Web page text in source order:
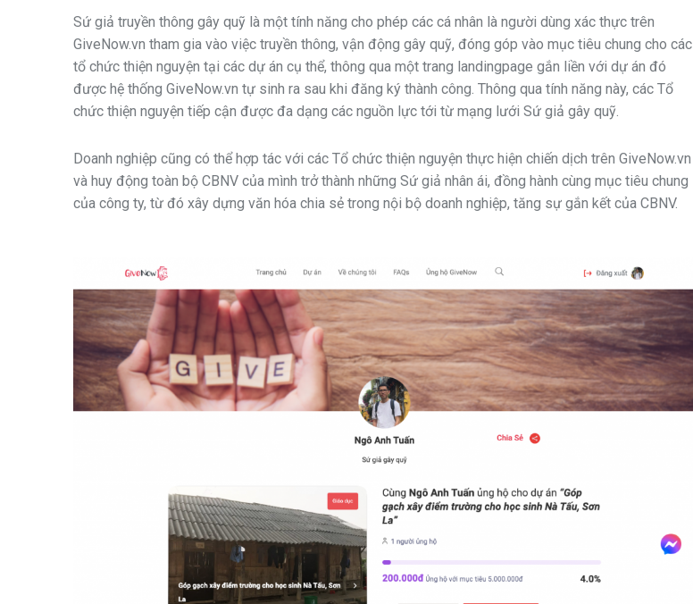
Sứ giả truyền thông gây quỹ là một tính năng cho phép các cá nhân là người dùng xác thực trên
GiveNow.vn tham gia vào việc truyền thông, vận động gây quỹ, đóng góp vào mục tiêu chung cho các
tổ chức thiện nguyện tại các dự án cụ thể, thông qua một trang landingpage gắn liền với dự án đó
được hệ thống GiveNow.vn tự sinh ra sau khi đăng ký thành công. Thông qua tính năng này, các Tổ
chức thiện nguyện tiếp cận được đa dạng các nguồn lực tới từ mạng lưới Sứ giả gây quỹ.
Doanh nghiệp cũng có thể hợp tác với các Tổ chức thiện nguyện thực hiện chiến dịch trên GiveNow.vn
và huy động toàn bộ CBNV của mình trở thành những Sứ giả nhân ái, đồng hành cùng mục tiêu chung
của công ty, từ đó xây dựng văn hóa chia sẻ trong nội bộ doanh nghiệp, tăng sự gắn kết của CBNV.